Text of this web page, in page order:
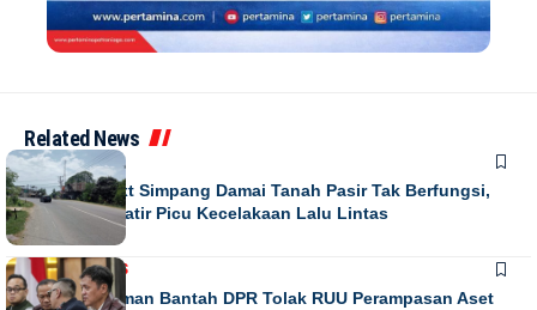
Related News
NEWS
Running Text Simpang Damai Tanah Pasir Tak Berfungsi,
Warga Khawatir Picu Kecelakaan Lalu Lintas
NASIONALNEWS
Habiburokhman Bantah DPR Tolak RUU Perampasan Aset